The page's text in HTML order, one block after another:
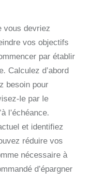
vous devriez
vos objectifs
par établir
Calculez d’abord
besoin pour
le par le
l’échéance.
et identifiez
réduire vos
nécessaire à
d’épargner